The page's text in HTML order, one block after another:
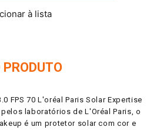
PRODUTO
FPS 70 L'oréal Paris Solar Expertise
laboratórios de L'Oréal Paris, o
é um protetor solar com cor e